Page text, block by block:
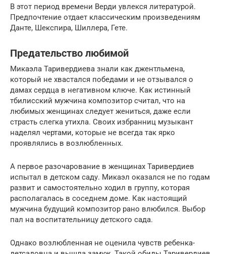
В этот период времени Верди увлекся литературой.
Предпочтение отдает классическим произведениям
Данте, Шекспира, Шиллера, Гете.
Предательство любимой
Микаэла Таривердиева знали как джентльмена,
который не хвастался победами и не отзывался о
дамах сердца в негативном ключе. Как истинный
тбилисский мужчина композитор считал, что на
любимых женщинах следует жениться, даже если
страсть слегка утихла. Своих избранниц музыкант
наделял чертами, которые не всегда так ярко
проявлялись в возлюбленных.
А первое разочарование в женщинах Таривердиев
испытал в детском саду. Микаэл оказался не по годам
развит и самостоятельно ходил в группу, которая
располагалась в соседнем доме. Как настоящий
мужчина будущий композитор рано влюбился. Выбор
пал на воспитательницу детского сада.
Однако возлюбленная не оценила чувств ребенка-